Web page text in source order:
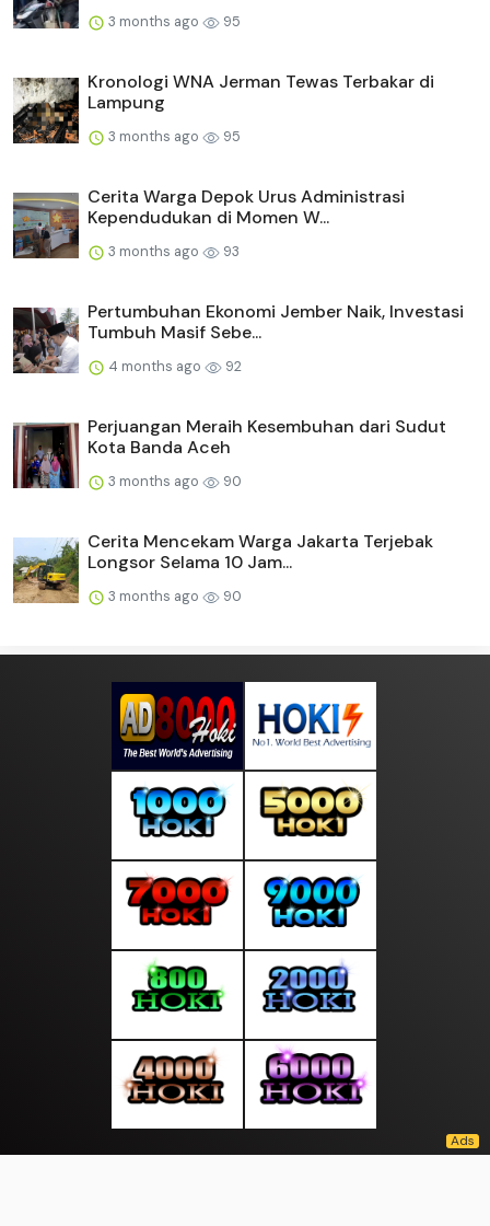
3 months ago 95
Kronologi WNA Jerman Tewas Terbakar di
Lampung
3 months ago 95
Cerita Warga Depok Urus Administrasi
Kependudukan di Momen W...
3 months ago 93
Pertumbuhan Ekonomi Jember Naik, Investasi
Tumbuh Masif Sebe...
4 months ago 92
Perjuangan Meraih Kesembuhan dari Sudut
Kota Banda Aceh
3 months ago 90
Cerita Mencekam Warga Jakarta Terjebak
Longsor Selama 10 Jam...
3 months ago 90